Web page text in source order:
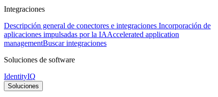
Integraciones
Descripción general de conectores e integraciones Incorporación de
aplicaciones impulsadas por la IAAccelerated application
managementBuscar integraciones
Soluciones de software
IdentityIQ
Soluciones